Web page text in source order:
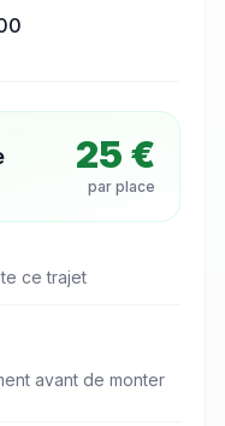
25 €
par place
ce trajet
avant de monter